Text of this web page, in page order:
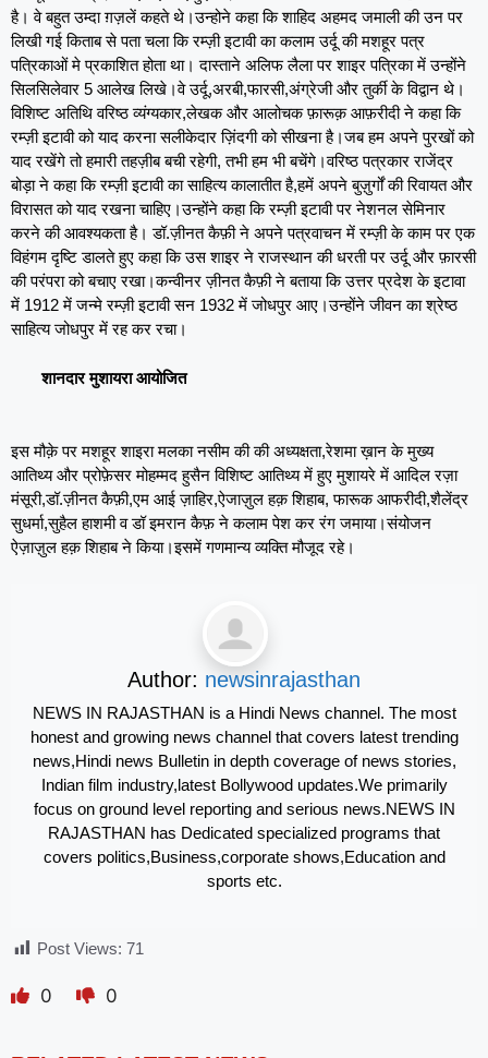
है। वे बहुत उम्दा ग़ज़लें कहते थे।उन्होने कहा कि शाहिद अहमद जमाली की उन पर
लिखी गई किताब से पता चला कि रम्ज़ी इटावी का कलाम उर्दू की मशहूर पत्र
पत्रिकाओं मे प्रकाशित होता था। दास्ताने अलिफ लैला पर शाइर पत्रिका में उन्होंने
सिलसिलेवार 5 आलेख लिखे।वे उर्दू,अरबी,फारसी,अंग्रेजी और तुर्की के विद्वान थे।
विशिष्ट अतिथि वरिष्ठ व्यंग्यकार,लेखक और आलोचक फ़ारूक़ आफ़रीदी ने कहा कि
रम्ज़ी इटावी को याद करना सलीकेदार ज़िंदगी को सीखना है।जब हम अपने पुरखों को
याद रखेंगे तो हमारी तहज़ीब बची रहेगी, तभी हम भी बचेंगे।वरिष्ठ पत्रकार राजेंद्र
बोड़ा ने कहा कि रम्ज़ी इटावी का साहित्य कालातीत है,हमें अपने बुज़ुर्गों की रिवायत और
विरासत को याद रखना चाहिए।उन्होंने कहा कि रम्ज़ी इटावी पर नेशनल सेमिनार
करने की आवश्यकता है। डॉ.ज़ीनत कैफ़ी ने अपने पत्रवाचन में रम्ज़ी के काम पर एक
विहंगम दृष्टि डालते हुए कहा कि उस शाइर ने राजस्थान की धरती पर उर्दू और फ़ारसी
की परंपरा को बचाए रखा।कन्वीनर ज़ीनत कैफ़ी ने बताया कि उत्तर प्रदेश के इटावा
में 1912 में जन्मे रम्ज़ी इटावी सन 1932 में जोधपुर आए।उन्होंने जीवन का श्रेष्ठ
साहित्य जोधपुर में रह कर रचा।
शानदार मुशायरा आयोजित
इस मौक़े पर मशहूर शाइरा मलका नसीम की की अध्यक्षता,रेशमा ख़ान के मुख्य
आतिथ्य और प्रोफ़ेसर मोहम्मद हुसैन विशिष्ट आतिथ्य में हुए मुशायरे में आदिल रज़ा
मंसूरी,डॉ.ज़ीनत कैफ़ी,एम आई ज़ाहिर,ऐजाज़ुल हक़ शिहाब, फारूक आफरीदी,शैलेंद्र
सुधर्मा,सुहैल हाशमी व डॉ इमरान कैफ़ ने कलाम पेश कर रंग जमाया।संयोजन
ऐज़ाज़ुल हक़ शिहाब ने किया।इसमें गणमान्य व्यक्ति मौजूद रहे।
Author: newsinrajasthan
NEWS IN RAJASTHAN is a Hindi News channel. The most
honest and growing news channel that covers latest trending
news,Hindi news Bulletin in depth coverage of news stories,
Indian film industry,latest Bollywood updates.We primarily
focus on ground level reporting and serious news.NEWS IN
RAJASTHAN has Dedicated specialized programs that
covers politics,Business,corporate shows,Education and
sports etc.
Post Views: 71
0 0